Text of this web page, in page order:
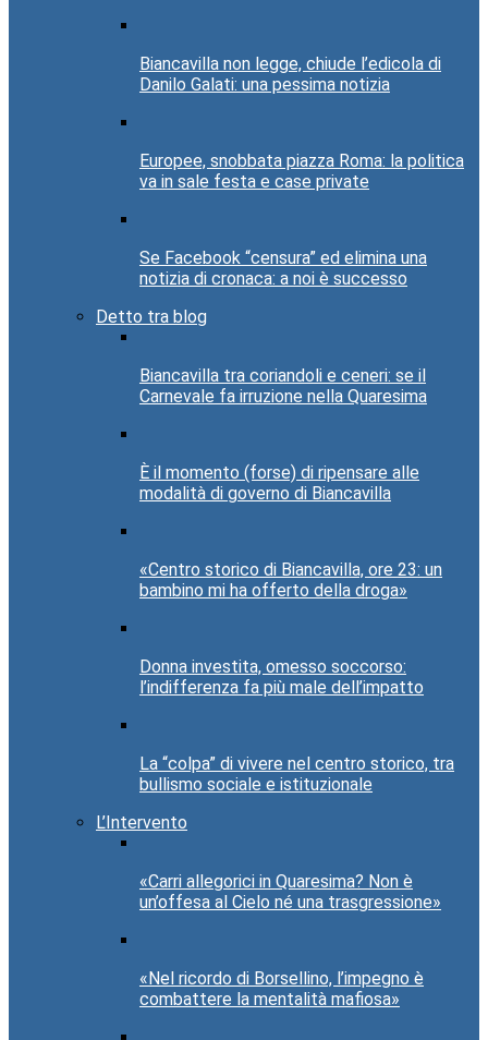
Biancavilla non legge, chiude l’edicola di
Danilo Galati: una pessima notizia
Europee, snobbata piazza Roma: la politica
va in sale festa e case private
Se Facebook “censura” ed elimina una
notizia di cronaca: a noi è successo
Detto tra blog
Biancavilla tra coriandoli e ceneri: se il
Carnevale fa irruzione nella Quaresima
È il momento (forse) di ripensare alle
modalità di governo di Biancavilla
«Centro storico di Biancavilla, ore 23: un
bambino mi ha offerto della droga»
Donna investita, omesso soccorso:
l’indifferenza fa più male dell’impatto
La “colpa” di vivere nel centro storico, tra
bullismo sociale e istituzionale
L’Intervento
«Carri allegorici in Quaresima? Non è
un’offesa al Cielo né una trasgressione»
«Nel ricordo di Borsellino, l’impegno è
combattere la mentalità mafiosa»